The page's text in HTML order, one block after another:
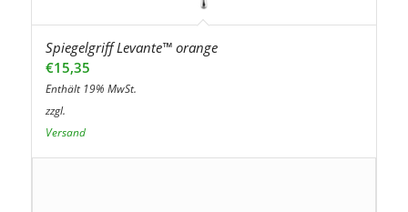
Spiegelgriff Levante™ orange
€15,35
Enthält 19% MwSt.
zzgl.
Versand